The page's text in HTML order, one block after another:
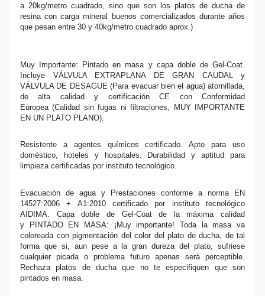
a 20kg/metro cuadrado, sino que son los platos de ducha de
resina con carga mineral buenos comercializados durante años
que pesan entre 30 y 40kg/metro cuadrado aprox.)
Muy Importante: Pintado en masa y capa doble de Gel-Coat.
Incluye VÁLVULA EXTRAPLANA DE GRAN CAUDAL y
VÁLVULA DE DESAGUE (Para evacuar bien el agua) atornillada,
de alta calidad y certificación CE con Conformidad
Europea (Calidad sin fugas ni filtraciones, MUY IMPORTANTE
EN UN PLATO PLANO).
Resistente a agentes químicos certificado. Apto para uso
doméstico, hoteles y hospitales. Durabilidad y aptitud para
limpieza certificadas por instituto tecnológico.
Evacuación de agua y Prestaciones conforme a norma EN
14527:2006 + A1:2010 certificado por instituto tecnológico
AIDIMA. Capa doble de Gel-Coat de la máxima calidad
y PINTADO EN MASA: ¡Muy importante! Toda la masa va
coloreada con pigmentación del color del plato de ducha, de tal
forma que si, aun pese a la gran dureza del plato, sufriese
cualquier picada o problema futuro apenas será perceptible.
Rechaza platos de ducha que no te especifiquen que son
pintados en masa.